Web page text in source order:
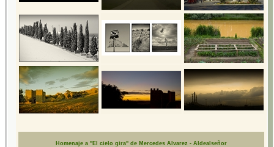
Homenaje a "El cielo gira" de Mercedes Alvarez - Aldealseñor